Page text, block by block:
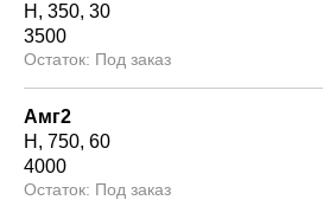
Н
350 30
3500
Под заказ
Амг2
Н
750 60
4000
Под заказ